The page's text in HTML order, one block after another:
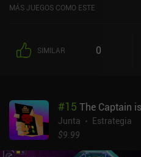
MÁS JUEGOS COMO ESTE
SIMILAR 0
#15 The Captain
Junta
Estrategia
$9.99